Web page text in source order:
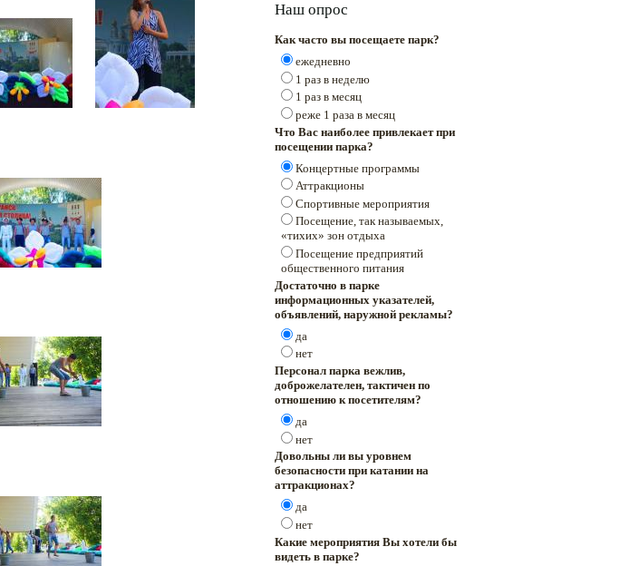
Наш опрос
Как часто вы посещаете парк?
ежедневно
1 раз в неделю
1 раз в месяц
реже 1 раза в месяц
Что Вас наиболее привлекает при
посещении парка?
Концертные программы
Аттракционы
Спортивные мероприятия
Посещение, так называемых,
«тихих» зон отдыха
Посещение предприятий
общественного питания
Достаточно в парке
информационных указателей,
объявлений, наружной рекламы?
да
нет
Персонал парка вежлив,
доброжелателен, тактичен по
отношению к посетителям?
да
нет
Довольны ли вы уровнем
безопасности при катании на
аттракционах?
да
нет
Какие мероприятия Вы хотели бы
видеть в парке?